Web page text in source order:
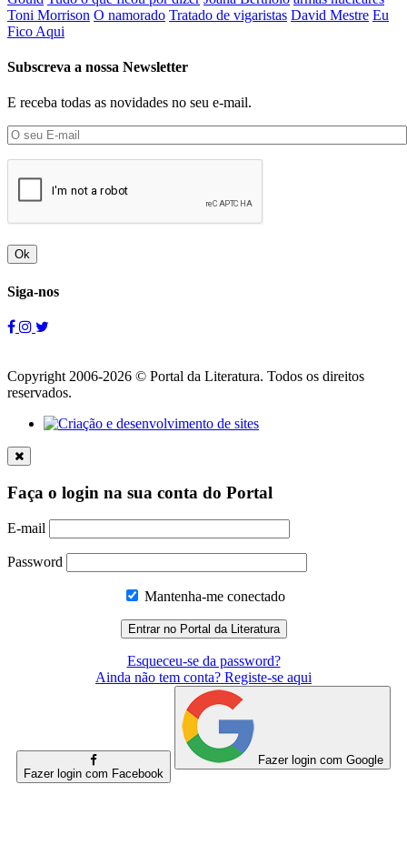
Toni Morrison O namorado Tratado de vigaristas David Mestre Eu
Fico Aqui
Subscreva a nossa Newsletter
E receba todas as novidades no seu e-mail.
Ok
Siga-nos
Copyright 2006-2026 © Portal da Literatura. Todos os direitos
reservados.
Faça o login na sua conta do Portal
E-mail
Password
Mantenha-me conectado
Esqueceu-se da password?
Ainda não tem conta? Registe-se aqui
Fazer login com Facebook
Fazer login com Google